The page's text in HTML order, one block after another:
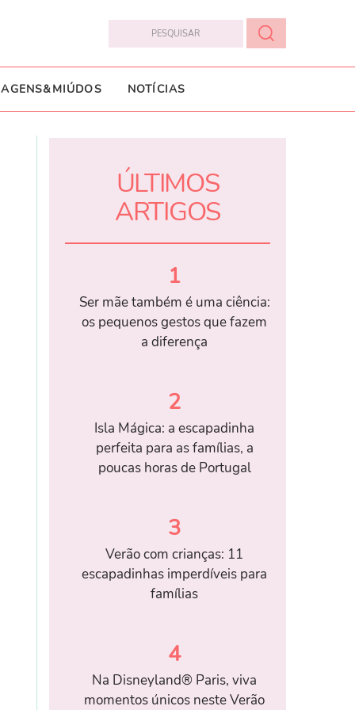
NOTÍCIAS
ÚLTIMOS
ARTIGOS
1
Ser mãe também é uma ciência:
os pequenos gestos que fazem
a diferença
2
Isla Mágica: a escapadinha
perfeita para as famílias, a
poucas horas de Portugal
3
Verão com crianças: 11
escapadinhas imperdíveis para
famílias
4
Na Disneyland® Paris, viva
momentos únicos neste Verão